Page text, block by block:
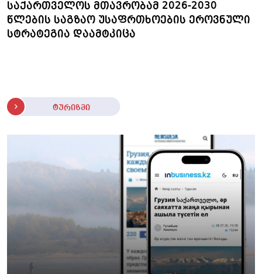
საქართველოს მთავრობამ 2026-2030
წლების საგზაო უსაფრთხოების ეროვნული
სტრატეგია დაამტკიცა
ტურიზმი